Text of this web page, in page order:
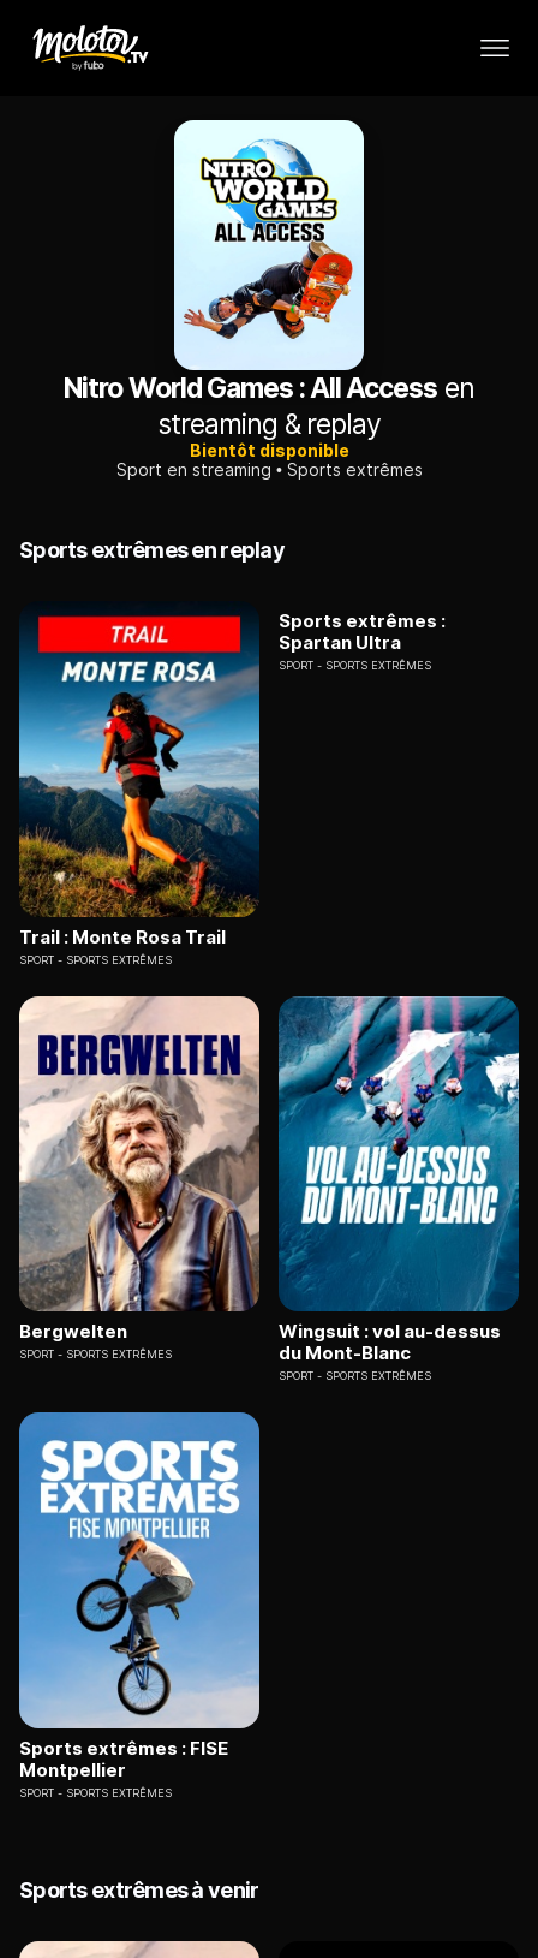
Nitro World Games : All Access en
streaming & replay
Bientôt disponible
Sport en streaming
Sports extrêmes
Sports extrêmes en replay
Trail : Monte Rosa Trail
SPORT SPORTS EXTRÊMES
Sports extrêmes :
Spartan Ultra
SPORT SPORTS EXTRÊMES
Bergwelten
SPORT SPORTS EXTRÊMES
Wingsuit : vol au-dessus
du Mont-Blanc
SPORT SPORTS EXTRÊMES
Sports extrêmes : FISE
Montpellier
SPORT SPORTS EXTRÊMES
Sports extrêmes à venir